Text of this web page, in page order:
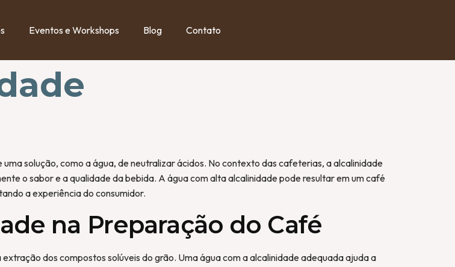
Eventos e Workshops Blog Contato
solução, como a água, de neutralizar ácidos. No contexto das cafeterias, a alcalinidade
o sabor e a qualidade da bebida. A água com alta alcalinidade pode resultar em um café
a experiência do consumidor.
na Preparação do Café
dos compostos solúveis do grão. Uma água com a alcalinidade adequada ajuda a